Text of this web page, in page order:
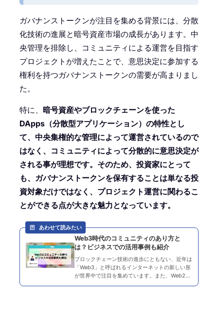
ガバナンストークンが注目を集める背景には、分散
化技術の進展と暗号資産市場の成長があります。中
央管理を排除し、コミュニティによる運営を目指す
プロジェクトが増えたことで、意思決定に参加する
権利を持つガバナンストークンの需要が高まりまし
た。
特に、 暗号資産やブロックチェーンを使った
DApps（分散型アプリケーション）の特性とし
て、中央集権的な管理によって運営されているので
はなく、コミュニティによって分散的に意思決定が
される事が理想です。そのため、投資家にとって
も、ガバナンストークンを保有することは単なる投
資対象だけではなく、プロジェクト運営に関わるこ
とができる点が大きな魅力となっています。
あわせて読みたい
Web3時代のコミュニティのあり方と
は？ビジネスでの活用事例も紹介
ブロックチェーン技術の進歩にともない、近年は
「Web3」と呼ばれるインターネットの新しい形
が世界中で注目を集めています。また、Web2か